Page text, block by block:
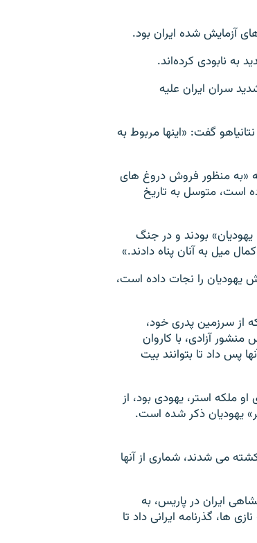
آزمایش شده ایران بود.
به نابودی کرده‌اند.
سران ایران علیه
گفت: «اینها مربوط به
«به منظور فروش دروغ های
است، متوسل به تاریخ
بودند و در جنگ
میل به آنان پناه دادند.»
یهودیان را نجات داده است،‌
از سرزمین پدری خود،
آزادی، با کاروان
پس داد تا بتوانند بیت
ملکه استر، یهودی بود، از
یهودیان ذکر شده است.
می شدند، شماری از آنها
ایران در پاریس، به
ها، گذرنامه ایرانی داد تا